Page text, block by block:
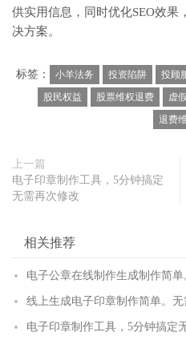
供实用信息，同时优化SEO效
决方案。
标签： 小羊法务 投资陷阱 投顾
股民权益
股票维权退费 虚
退费
上一篇
电子印章制作工具，5分钟搞定
无需再次修改
相关推荐
电子公章在线制作生成制作简
线上生成电子印章制作简单。无
电子印章制作工具，5分钟搞定